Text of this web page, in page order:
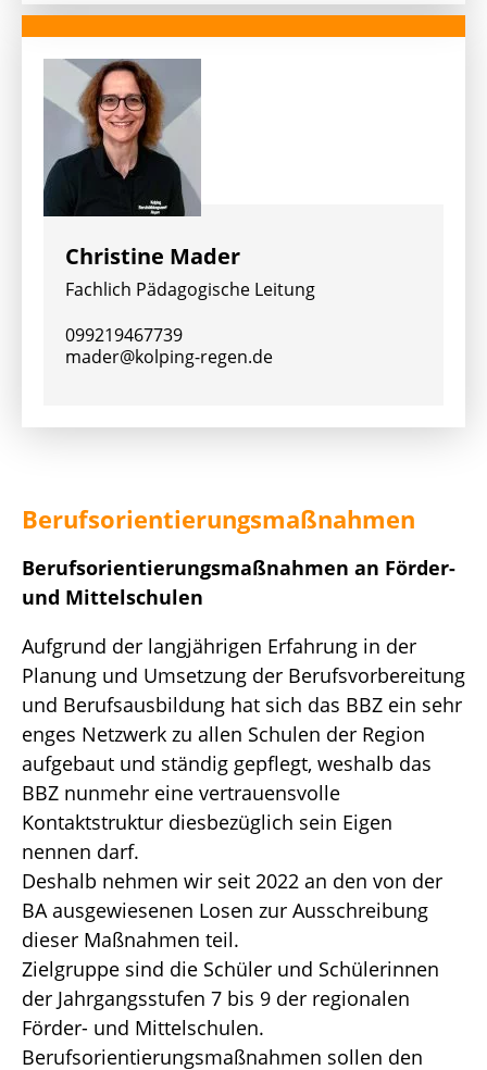
Christine Mader
Fachlich Pädagogische Leitung
099219467739
mader@kolping-regen.de
Berufsorientierungsmaßnahmen
Berufsorientierungsmaßnahmen an Förder-
und Mittelschulen
Aufgrund der langjährigen Erfahrung in der
Planung und Umsetzung der Berufsvorbereitung
und Berufsausbildung hat sich das BBZ ein sehr
enges Netzwerk zu allen Schulen der Region
aufgebaut und ständig gepflegt, weshalb das
BBZ nunmehr eine vertrauensvolle
Kontaktstruktur diesbezüglich sein Eigen
nennen darf.
Deshalb nehmen wir seit 2022 an den von der
BA ausgewiesenen Losen zur Ausschreibung
dieser Maßnahmen teil.
Zielgruppe sind die Schüler und Schülerinnen
der Jahrgangsstufen 7 bis 9 der regionalen
Förder- und Mittelschulen.
Berufsorientierungsmaßnahmen sollen den